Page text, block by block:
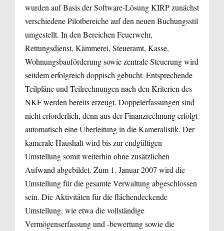
wurden auf Basis der Software-Lösung KIRP zunächst
verschiedene Pilotbereiche auf den neuen Buchungsstil
umgestellt. In den Bereichen Feuerwehr,
Rettungsdienst, Kämmerei, Steueramt, Kasse,
Wohnungsbauförderung sowie zentrale Steuerung wird
seitdem erfolgreich doppisch gebucht. Entsprechende
Teilpläne und Teilrechnungen nach den Kriterien des
NKF werden bereits erzeugt. Doppelerfassungen sind
nicht erforderlich, denn aus der Finanzrechnung erfolgt
automatisch eine Überleitung in die Kameralistik. Der
kamerale Haushalt wird bis zur endgültigen
Umstellung somit weiterhin ohne zusätzlichen
Aufwand abgebildet. Zum 1. Januar 2007 wird die
Umstellung für die gesamte Verwaltung abgeschlossen
sein. Die Aktivitäten für die flächendeckende
Umstellung, wie etwa die vollständige
Vermögenserfassung und -bewertung sowie die